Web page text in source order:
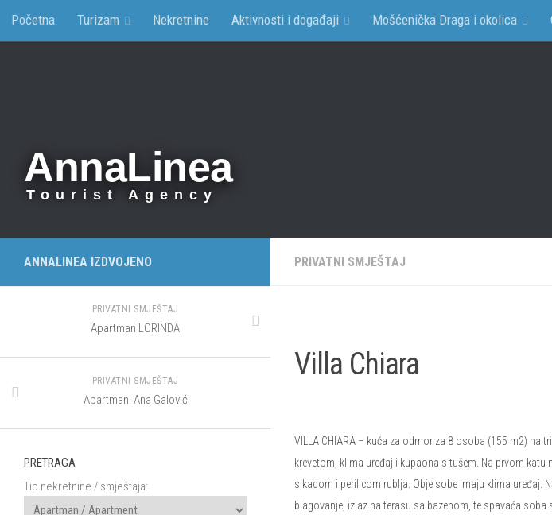
Početna Turizam Nekretnine Aktivnosti i događaji Mošćenička Draga i okolica
AnnaLinea
Tourist Agency
PRIVATNI SMJEŠTAJ
Villa Chiara
VILLA CHIARA – kuća za odmor za 8 osoba (155 m2) na tri
krevetom, klima uređaj i kupaona s tušem. Na prvom
s kadom i perilicom rublja. Obje sobe imaju klima uređaj.
blagovanje, izlaz na terasu sa bazenom, te spavaća
ANNALINEA IZDVOJENO
PRIVATNI SMJEŠTAJ
Apartman LORINDA
PRIVATNI SMJEŠTAJ
Apartmani Ana Galović
PRETRAGA
Tip nekretnine / smještaja: